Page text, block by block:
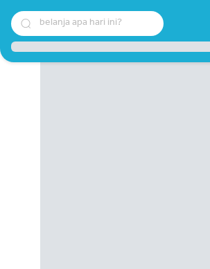
belanja apa hari ini?